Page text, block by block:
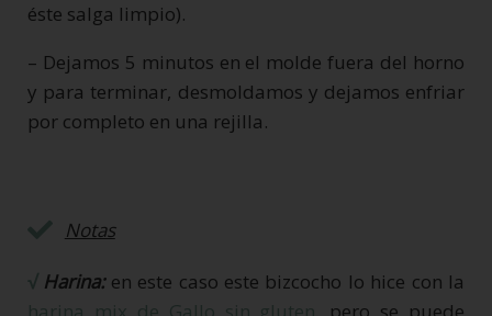
éste salga limpio).
– Dejamos 5 minutos en el molde fuera del horno
y para terminar, desmoldamos y dejamos enfriar
por completo en una rejilla.
Notas
√ Harina:en este caso este bizcocho lo hice con la